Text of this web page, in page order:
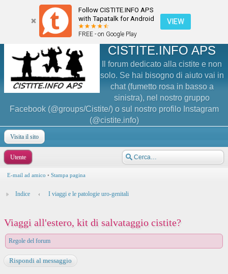
Follow CISTITE.INFO APS
with Tapatalk for Android
FREE - on Google Play
VIEW
CISTITE.INFO APS
Il forum dedicato alla cistite e non
solo. Se hai bisogno di aiuto vai in
chat (fumetto rosa in basso a
sinistra), nel nostro gruppo
Facebook (@groups/Cistite/) o sul nostro profilo Instagram
(@cistite.info)
Visita il sito
Utente
E-mail ad amico • Stampa pagina
Indice ‹ I viaggi e le patologie uro-genitali
Viaggi all'estero, kit di salvataggio cistite?
Regole del forum
Rispondi al messaggio